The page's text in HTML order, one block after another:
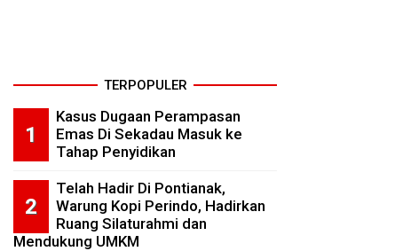
TERPOPULER
Kasus Dugaan Perampasan
Emas Di Sekadau Masuk ke
Tahap Penyidikan
Telah Hadir Di Pontianak,
Warung Kopi Perindo, Hadirkan
Ruang Silaturahmi dan
Mendukung UMKM